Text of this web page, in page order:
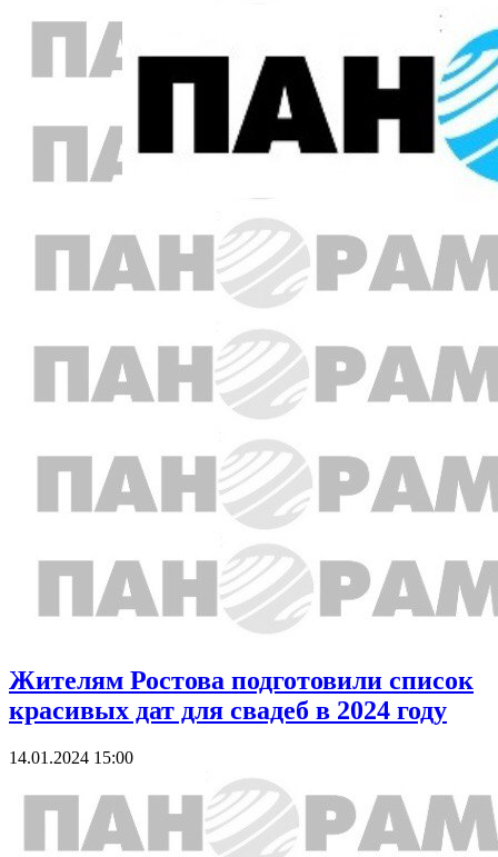
Жителям Ростова подготовили список
красивых дат для свадеб в 2024 году
14.01.2024 15:00